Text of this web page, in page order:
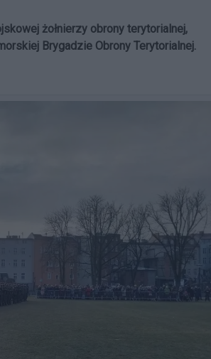
żołnierzy obrony terytorialnej,
Brygadzie Obrony Terytorialnej.